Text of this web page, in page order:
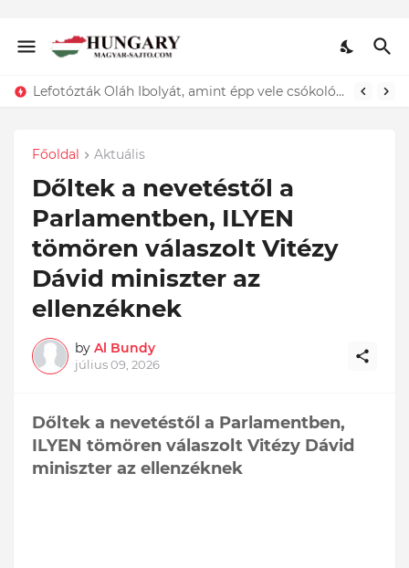
Lefotózták Oláh Ibolyát, amint épp vele csókolózik - EZT nem hiszed el, kinek a karjában kötött ki...ÍME
Főoldal Aktuális
Dőltek a nevetéstől a
Parlamentben, ILYEN
tömören válaszolt Vitézy
Dávid miniszter az
ellenzéknek
by Al Bundy
július 09, 2026
Dőltek a nevetéstől a Parlamentben,
ILYEN tömören válaszolt Vitézy Dávid
miniszter az ellenzéknek